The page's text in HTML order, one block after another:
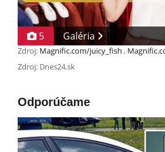
5 Galéria
Zdroj: Magnific.com/juicy_fish ,
Zdroj: Dnes24.sk
Odporúčame